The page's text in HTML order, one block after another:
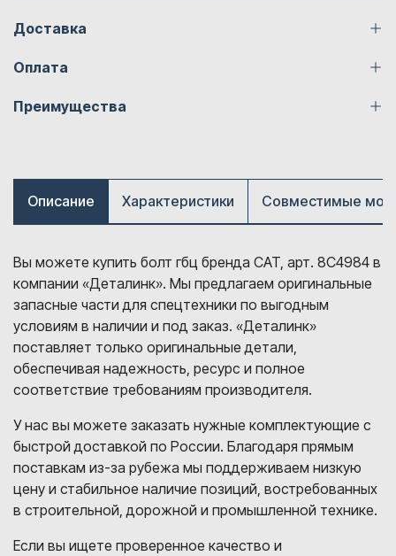
Доставка
Оплата
Преимущества
Описание Характеристики Совместимые
Вы можете купить болт гбц бренда CAT, арт. 8C4984 в
компании «Деталинк». Мы предлагаем оригинальные
запасные части для спецтехники по выгодным
условиям в наличии и под заказ. «Деталинк»
поставляет только оригинальные детали,
обеспечивая надежность, ресурс и полное
соответствие требованиям производителя.
У нас вы можете заказать нужные комплектующие с
быстрой доставкой по России. Благодаря прямым
поставкам из-за рубежа мы поддерживаем низкую
цену и стабильное наличие позиций, востребованных
в строительной, дорожной и промышленной технике.
Если вы ищете проверенное качество и